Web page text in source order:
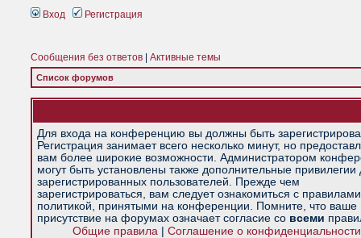
Вход Регистрация
Сообщения без ответов Активные темы
Список форумов
Для входа на конференцию вы должны быть
Регистрация занимает всего несколько минут, но
вам более широкие возможности. Администратором
могут быть установлены также дополнительные привилегии
зарегистрированных пользователей. Прежде чем
зарегистрироваться, вам следует ознакомиться с
политикой, принятыми на конференции. Помните, что ваше
присутствие на форумах означает согласие со всеми
Общие правила| Соглашение о конфиденциальности